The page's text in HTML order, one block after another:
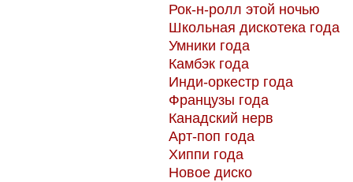
Рок-н-ролл этой ночью
Школьная дискотека года
Умники года
Камбэк года
Инди-оркестр года
Французы года
Канадский нерв
Арт-поп года
Хиппи года
Новое диско